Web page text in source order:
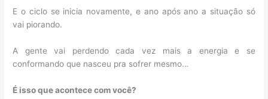
E o ciclo se inicia novamente, e ano após ano a situação só
vai piorando.
A gente vai perdendo cada vez mais a energia e se
conformando que nasceu pra sofrer mesmo…
É isso que acontece com você?